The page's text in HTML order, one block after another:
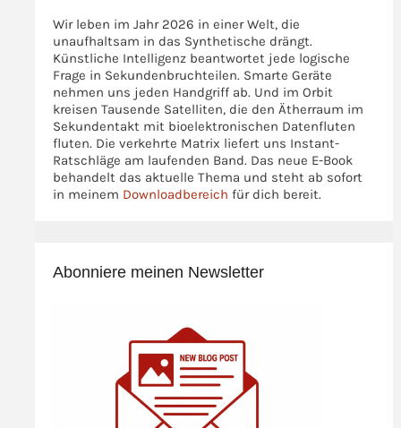
Wir leben im Jahr 2026 in einer Welt, die
unaufhaltsam in das Synthetische drängt.
Künstliche Intelligenz beantwortet jede logische
Frage in Sekundenbruchteilen. Smarte Geräte
nehmen uns jeden Handgriff ab. Und im Orbit
kreisen Tausende Satelliten, die den Ätherraum im
Sekundentakt mit bioelektronischen Datenfluten
fluten. Die verkehrte Matrix liefert uns Instant-
Ratschläge am laufenden Band. Das neue E-Book
behandelt das aktuelle Thema und steht ab sofort
in meinem Downloadbereich für dich bereit.
Abonniere meinen Newsletter